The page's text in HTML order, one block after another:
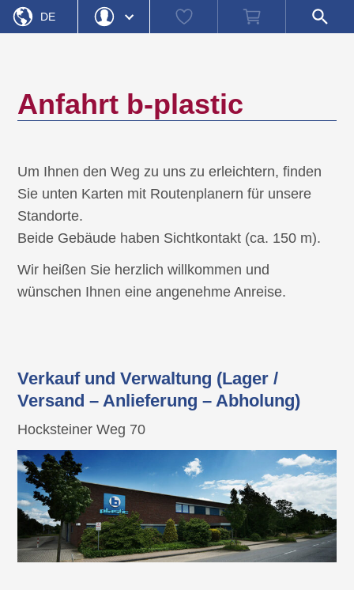
DE
Passwort
Registrieren Einloggen
Watch
Warenkorb
Shop-
Suche
öffnen
Startseite
» Anfahrt b-plastic
Anfahrt b-plastic
Um Ihnen den Weg zu uns zu erleichtern, finden
Sie unten Karten mit Routenplanern für unsere
Standorte.
Beide Gebäude haben Sichtkontakt (ca. 150 m).
Wir heißen Sie herzlich willkommen und
wünschen Ihnen eine angenehme Anreise.
Verkauf und Verwaltung (Lager /
Versand – Anlieferung – Abholung)
Hocksteiner Weg 70